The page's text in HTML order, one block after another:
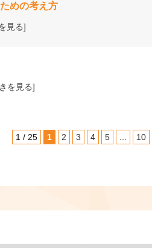
めの考え方
見る]
を見る]
1 / 25 1 2 3 4 5 10